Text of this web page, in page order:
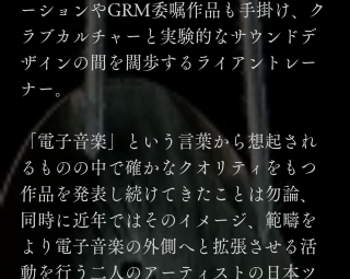
ーションやGRM委嘱作品も手掛け、ク
ラブカルチャーと実験的なサウンドデ
ザインの間を闊歩するライアントレー
ナー。
「電子音楽」という言葉から想起され
るものの中で確かなクオリティをもつ
作品を発表し続けてきたことは勿論、
同時に近年ではそのイメージ、範疇を
より電子音楽の外側へと拡張させる活
動を行う二人のアーティストの日本ツ